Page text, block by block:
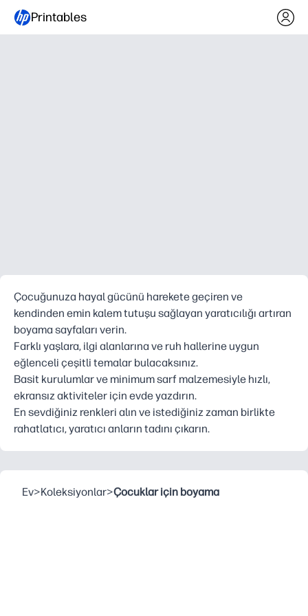
Printables
Çocuğunuza hayal gücünü harekete geçiren ve
kendinden emin kalem tutuşu sağlayan yaratıcılığı artıran
boyama sayfaları verin.
Farklı yaşlara, ilgi alanlarına ve ruh hallerine uygun
eğlenceli çeşitli temalar bulacaksınız.
Basit kurulumlar ve minimum sarf malzemesiyle hızlı,
ekransız aktiviteler için evde yazdırın.
En sevdiğiniz renkleri alın ve istediğiniz zaman birlikte
rahatlatıcı, yaratıcı anların tadını çıkarın.
Ev>Koleksiyonlar>Çocuklar için boyama